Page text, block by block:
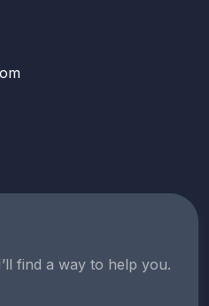
find a way to help you.